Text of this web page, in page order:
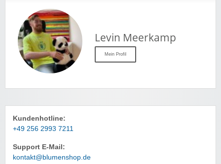
Levin Meerkamp
Mein Profil
Kundenhotline:
+49 256 2993 7211
Support E-Mail:
kontakt@blumenshop.de